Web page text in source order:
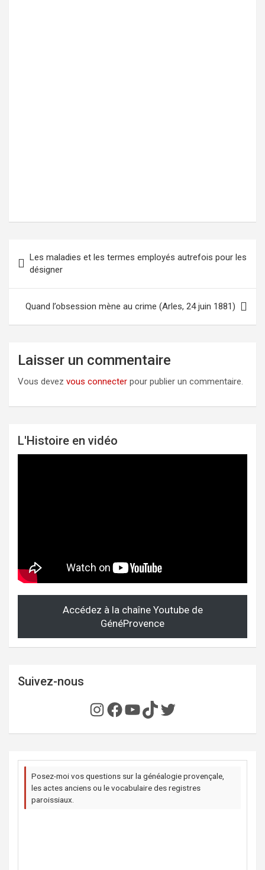
Navigation
l’article
Les maladies et les termes employés autrefois pour les
désigner
Quand l’obsession mène au crime (Arles, 24 juin 1881)
Laisser un commentaire
Vous devez vous connecter pour publier un commentaire.
L'Histoire en vidéo
Accédez à la chaîne Youtube de
GénéProvence
Suivez-nous
Instagram
Facebook
YouTube
TikTok
Twitter
Posez-moi vos questions sur la généalogie provençale,
les actes anciens ou le vocabulaire des registres
paroissiaux.